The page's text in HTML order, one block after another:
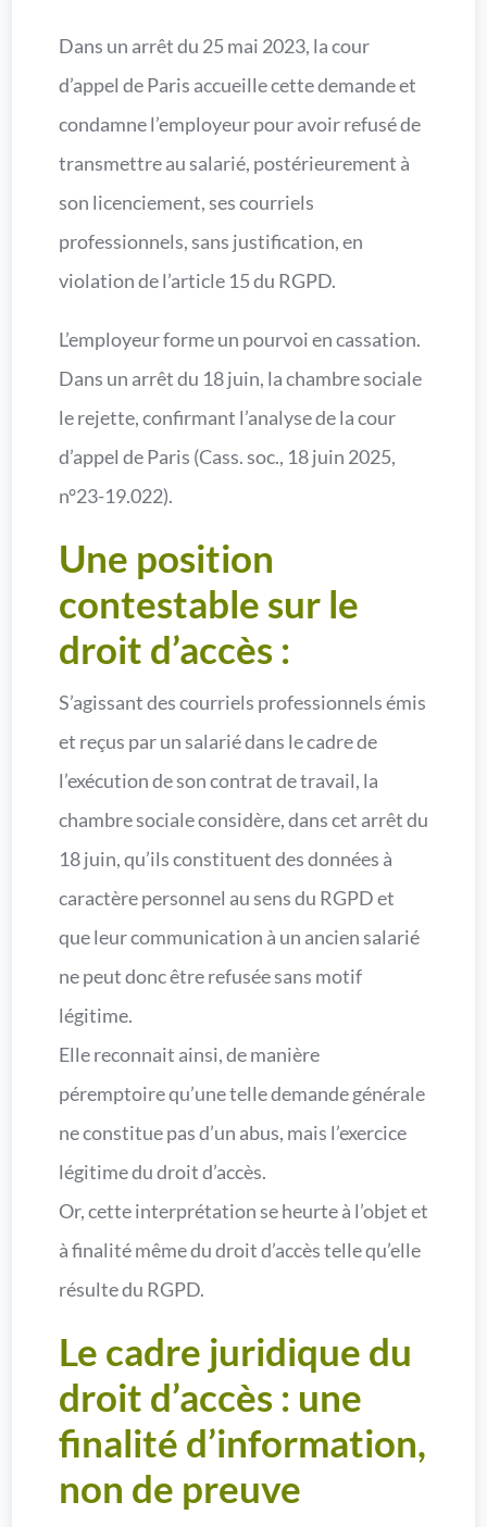
Dans un arrêt du 25 mai 2023, la cour
d’appel de Paris accueille cette demande et
condamne l’employeur pour avoir refusé de
transmettre au salarié, postérieurement à
son licenciement, ses courriels
professionnels, sans justification, en
violation de l’article 15 du RGPD.
L’employeur forme un pourvoi en cassation.
Dans un arrêt du 18 juin, la chambre sociale
le rejette, confirmant l’analyse de la cour
d’appel de Paris (Cass. soc., 18 juin 2025,
n°23-19.022).
Une position
contestable sur le
droit d’accès :
S’agissant des courriels professionnels émis
et reçus par un salarié dans le cadre de
l’exécution de son contrat de travail, la
chambre sociale considère, dans cet arrêt du
18 juin, qu’ils constituent des données à
caractère personnel au sens du RGPD et
que leur communication à un ancien salarié
ne peut donc être refusée sans motif
légitime.
Elle reconnait ainsi, de manière
péremptoire qu’une telle demande générale
ne constitue pas d’un abus, mais l’exercice
légitime du droit d’accès.
Or, cette interprétation se heurte à l’objet et
à finalité même du droit d’accès telle qu’elle
résulte du RGPD.
Le cadre juridique du
droit d’accès : une
finalité d’information,
non de preuve